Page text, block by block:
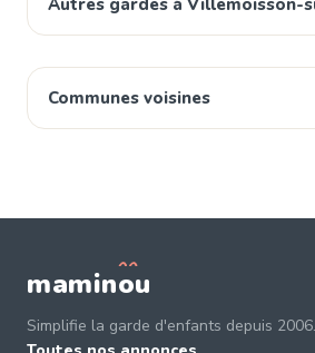
Autres gardes à Villemoisson-
Communes voisines
maminou
Simplifie la garde d'enfants depuis 2006.